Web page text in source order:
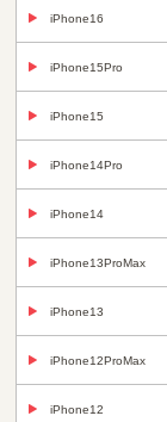
iPhone16
iPhone15Pro
iPhone15
iPhone14Pro
iPhone14
iPhone13ProMax
iPhone13
iPhone12ProMax
iPhone12